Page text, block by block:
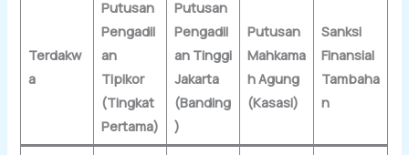
Terdakw
a
Putusan
Pengadil
an
Tipikor
(Tingkat
Pertama)
Putusan
Pengadil
an Tinggi
Jakarta
(Banding
)
Putusan
Mahkama
h Agung
(Kasasi)
Sanksi
Finansial
Tambaha
n